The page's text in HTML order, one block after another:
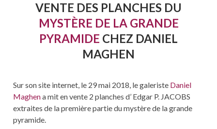
VENTE DES PLANCHES DU
MYSTÈRE DE LA GRANDE
PYRAMIDE CHEZ DANIEL
MAGHEN
Sur son site internet, le 29 mai 2018, le galeriste Daniel
Maghena mit en vente 2 planches d’ Edgar P. JACOBS
extraites de la première partie du mystère de la grande
pyramide.